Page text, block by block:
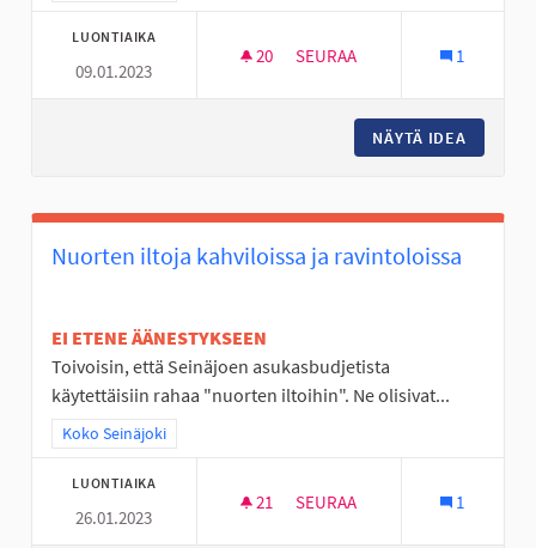
LUONTIAIKA
09.01.2023
20 20 SEURAAJAA
SEURAA 1
NÄYTÄ IDEA
Nuorten iltoja kahviloissa ja ravintoloissa
EI ETENE ÄÄNESTYKSEEN
Toivoisin, että Seinäjoen asukasbudjetista
käytettäisiin rahaa "nuorten iltoihin". Ne olisivat...
Rajaa tulokset teeman mukaan: Koko Seinäjoki
Koko Seinäjoki
LUONTIAIKA
26.01.2023
21 21 SEURAAJAA
SEURAA 1